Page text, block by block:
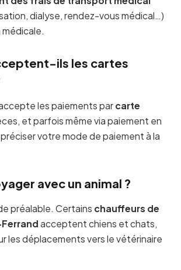
dialyse, rendez-vous médical…)
ils les cartes
les paiements par carte
et parfois même via paiement en
votre mode de paiement à la
avec un animal ?
préalable. Certains chauffeurs de
acceptent chiens et chats,
les déplacements vers le vétérinaire